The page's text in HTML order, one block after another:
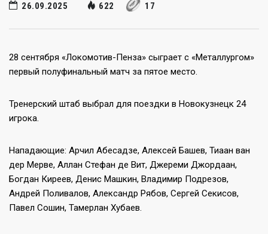
26.09.2025 622 17
28 сентября «Локомотив-Пенза» сыграет с «Металлургом»
первый полуфинальный матч за пятое место.
Тренерский штаб выбрал для поездки в Новокузнецк 24
игрока.
Нападающие: Арчил Абесадзе, Алексей Башев, Тиаан ван
дер Мерве, Аллан Стефан де Вит, Джереми Джордаан,
Богдан Киреев, Денис Машкин, Владимир Подрезов,
Андрей Поливалов, Александр Рябов, Сергей Секисов,
Павел Сошин, Тамерлан Хубаев.